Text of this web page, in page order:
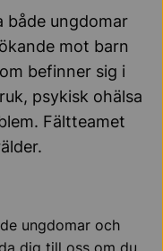
ungdomar
mot barn
befinner sig i
psykisk ohälsa
Fältteamet
ungdomar och
dig till oss om du